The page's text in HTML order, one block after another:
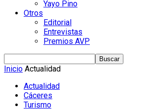
Yayo Pino
Otros
Editorial
Entrevistas
Premios AVP
Inicio Actualidad
Actualidad
Cáceres
Turismo